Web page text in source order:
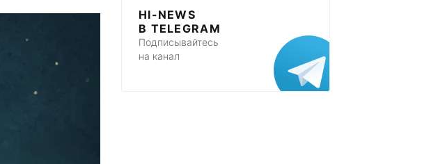
HI-NEWS
В TELEGRAM
Подписывайтесь
на канал